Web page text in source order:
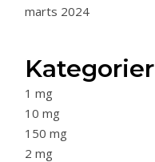
marts 2024
Kategorier
1 mg
10 mg
150 mg
2 mg